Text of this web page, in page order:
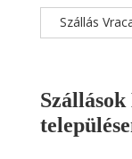
Szállás
Szállások